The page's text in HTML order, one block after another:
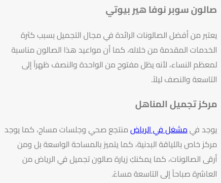
صالون سوبر نوفا هير بيوتي
يعتبر من أفضل الصالونات الرائدة في مجال التجميل بسبب كثرة
الخدمات المقدمة من خلاله، كما أن مواعيد هذا الصالون مناسبة
لمعظم النساء، لأنه يظل مفتوح من الواحدة والنصف ظهراً إلى
التاسعة والنصف ليلاً.
مركز تجميل المناهل
يوجد فيمشغل في الرياضمنتجع صحي وجلسات مساج، كما يوجد
مركز خاص باللياقة البدنية، كما يتميز بالمساحة الواسعة بل ومن
أرقى الصالونات، كما يمكنكِ زيارة صالون تجميل في الرياض من
العاشرة صباحاً إلى التاسعة مساءً.